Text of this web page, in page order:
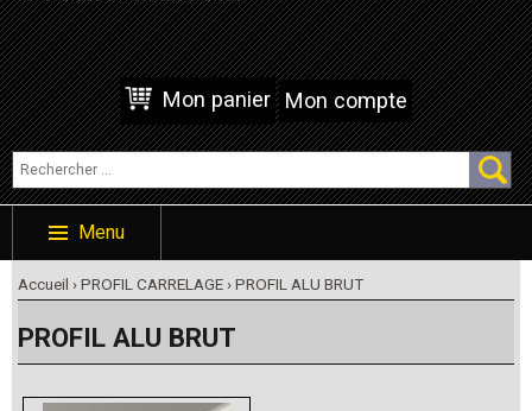
Mon panier Mon compte
Menu
Accueil ›PROFIL CARRELAGE ›PROFIL ALU BRUT
PROFIL ALU BRUT